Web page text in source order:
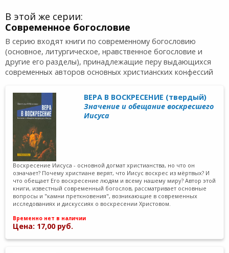
В этой же серии:
Современное богословие
В серию входят книги по современному богословию
(основное, литургическое, нравственное богословие и
другие его разделы), принадлежащие перу выдающихся
современных авторов основных христианских конфессий
ВЕРА В ВОСКРЕСЕНИЕ (твердый)
Значение и обещание воскресшего
Иисуса
Воскресение Иисуса - основной догмат христианства, но что он
означает? Почему христиане верят, что Иисус воскрес из мёртвых? И
что обещает Его воскресение людям и всему нашему миру? Автор этой
книги, известный современный богослов, рассматривает основные
вопросы и "камни преткновения", возникающие в современных
исследованиях и дискуссиях о воскресении Христовом.
Временно нет в наличии
Цена: 17,00 руб.